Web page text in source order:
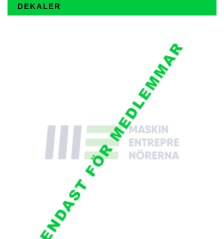
DEKALER